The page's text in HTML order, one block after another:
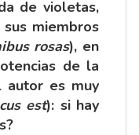
de violetas,
miembros
rosas), en
de la
autor es muy
est): si hay